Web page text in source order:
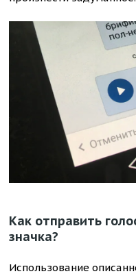
Как отправить
значка?
Использование